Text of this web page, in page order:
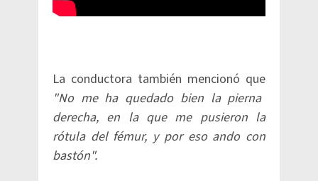
La conductora también mencionó que
"No me ha quedado bien la pierna
derecha, en la que me pusieron la
rótula del fémur, y por eso ando con
bastón".